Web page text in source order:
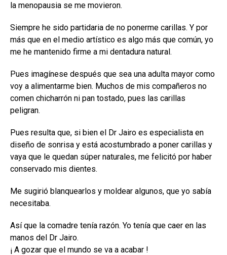
la menopausia se me movieron.
Siempre he sido partidaria de no ponerme carillas. Y por
más que en el medio artístico es algo más que común, yo
me he mantenido firme a mi dentadura natural.
Pues imagínese después que sea una adulta mayor como
voy a alimentarme bien. Muchos de mis compañeros no
comen chicharrón ni pan tostado, pues las carillas
peligran.
Pues resulta que, si bien el Dr Jairo es especialista en
diseño de sonrisa y está acostumbrado a poner carillas y
vaya que le quedan súper naturales, me felicitó por haber
conservado mis dientes.
Me sugirió blanquearlos y moldear algunos, que yo sabía
necesitaba.
Así que la comadre tenía razón. Yo tenía que caer en las
manos del Dr Jairo.
¡ A gozar que el mundo se va a acabar !